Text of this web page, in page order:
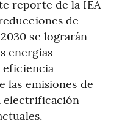
reporte de la IEA
de
se lograrán
energías
eficiencia
las emisiones de
electrificación